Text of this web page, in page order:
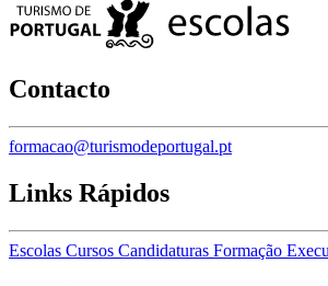
Contacto
formacao@turismodeportugal.pt
Links Rápidos
Escolas Cursos Candidaturas Formação